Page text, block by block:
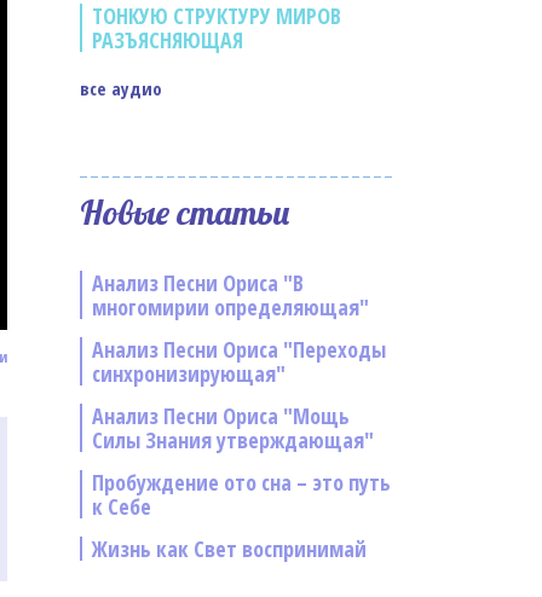
ТОНКУЮ СТРУКТУРУ МИРОВ
РАЗЪЯСНЯЮЩАЯ
все аудио
Новые статьи
Анализ Песни Ориса "В
многомирии определяющая"
Анализ Песни Ориса "Переходы
синхронизирующая"
Анализ Песни Ориса "Мощь
Силы Знания утверждающая"
Пробуждение ото сна – это путь
к Себе
Жизнь как Свет воспринимай